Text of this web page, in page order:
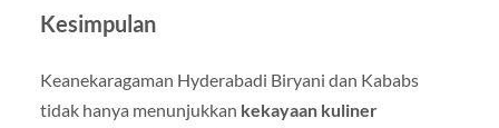
Kesimpulan
Keanekaragaman Hyderabadi Biryani dan Kababs
tidak hanya menunjukkan kekayaan kuliner